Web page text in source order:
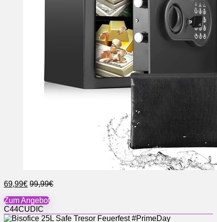
69,99€ 99,99€
Zum Angebot
C44CUDIC